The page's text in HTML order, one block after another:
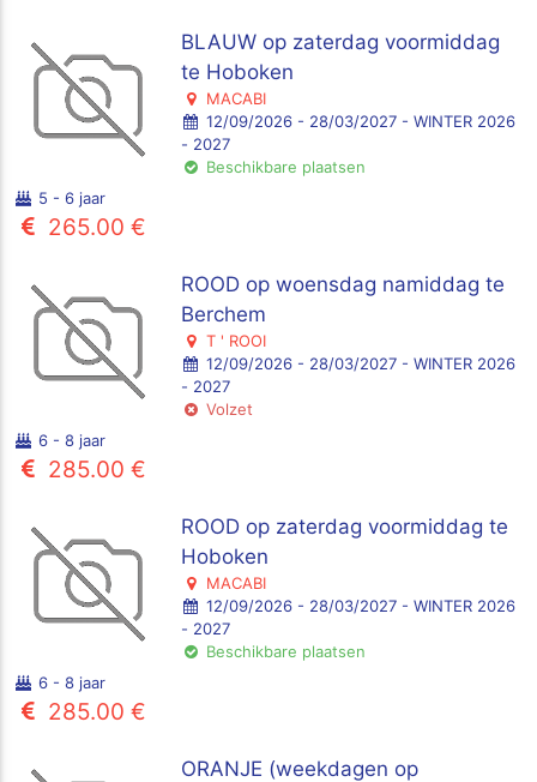
BLAUW op zaterdag voormiddag
te Hoboken
MACABI
12/09/2026 - 28/03/2027 - WINTER 2026
- 2027
Beschikbare plaatsen
5 - 6 jaar
265.00 €
ROOD op woensdag namiddag te
Berchem
T ' ROOI
12/09/2026 - 28/03/2027 - WINTER 2026
- 2027
Volzet
6 - 8 jaar
285.00 €
ROOD op zaterdag voormiddag te
Hoboken
MACABI
12/09/2026 - 28/03/2027 - WINTER 2026
- 2027
Beschikbare plaatsen
6 - 8 jaar
285.00 €
ORANJE (weekdagen op